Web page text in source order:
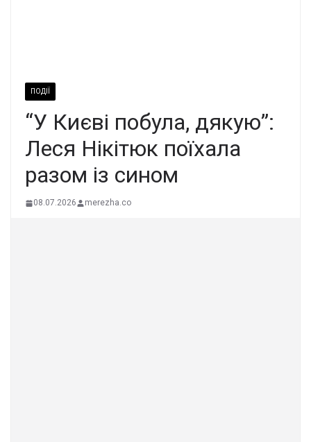
ПОДІЇ
“У Києві побула, дякую”:
Леся Нікітюк поїхала
разом із сином
08.07.2026 merezha.co